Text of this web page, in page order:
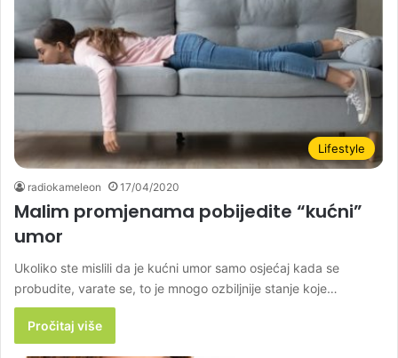
Lifestyle
radiokameleon 17/04/2020
Malim promjenama pobijedite “kućni”
umor
Ukoliko ste mislili da je kućni umor samo osjećaj kada se
probudite, varate se, to je mnogo ozbiljnije stanje koje…
Pročitaj više